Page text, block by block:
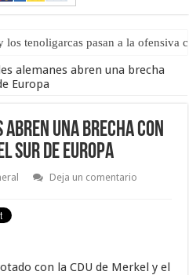
los tenoligarcas pasan a la ofensiva
parte)
alemanes abren una brecha
Europa
abren una brecha con
sur de Europa
Deja un comentario
con la CDU de Merkel y el